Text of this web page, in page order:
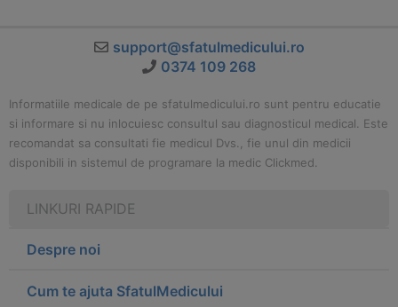
support@sfatulmedicului.ro
0374 109 268
Informatiile medicale de pe sfatulmedicului.ro sunt pentru educatie
si informare si nu inlocuiesc consultul sau diagnosticul medical. Este
recomandat sa consultati fie medicul Dvs., fie unul din medicii
disponibili in sistemul de programare la medic Clickmed.
LINKURI RAPIDE
Despre noi
Cum te ajuta SfatulMedicului